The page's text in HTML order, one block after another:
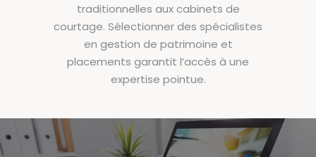
traditionnelles aux cabinets de
courtage. Sélectionner des spécialistes
en gestion de patrimoine et
placements garantit l’accès à une
expertise pointue.